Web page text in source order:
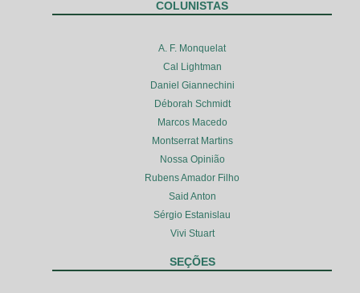
COLUNISTAS
A. F. Monquelat
Cal Lightman
Daniel Giannechini
Déborah Schmidt
Marcos Macedo
Montserrat Martins
Nossa Opinião
Rubens Amador Filho
Said Anton
Sérgio Estanislau
Vivi Stuart
SEÇÕES